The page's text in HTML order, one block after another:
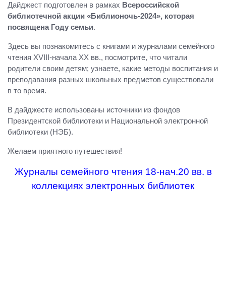
Дайджест подготовлен в рамках Всероссийской
библиотечной акции «Библионочь-2024», которая
посвящена Году семьи.
Здесь вы познакомитесь с книгами и журналами семейного
чтения XVIII-начала XX вв., посмотрите, что читали
родители своим детям; узнаете, какие методы воспитания и
преподавания разных школьных предметов существовали
в то время.
В дайджесте использованы источники из фондов
Президентской библиотеки и Национальной электронной
библиотеки (НЭБ).
Желаем приятного путешествия!
Журналы семейного чтения 18-нач.20 вв. в
коллекциях электронных библиотек